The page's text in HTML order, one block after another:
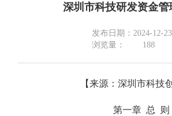
深圳市科技研发资金管
发布日期：2024-12-23
浏览量：
188
【来源：深圳市科技
第一章 总 则